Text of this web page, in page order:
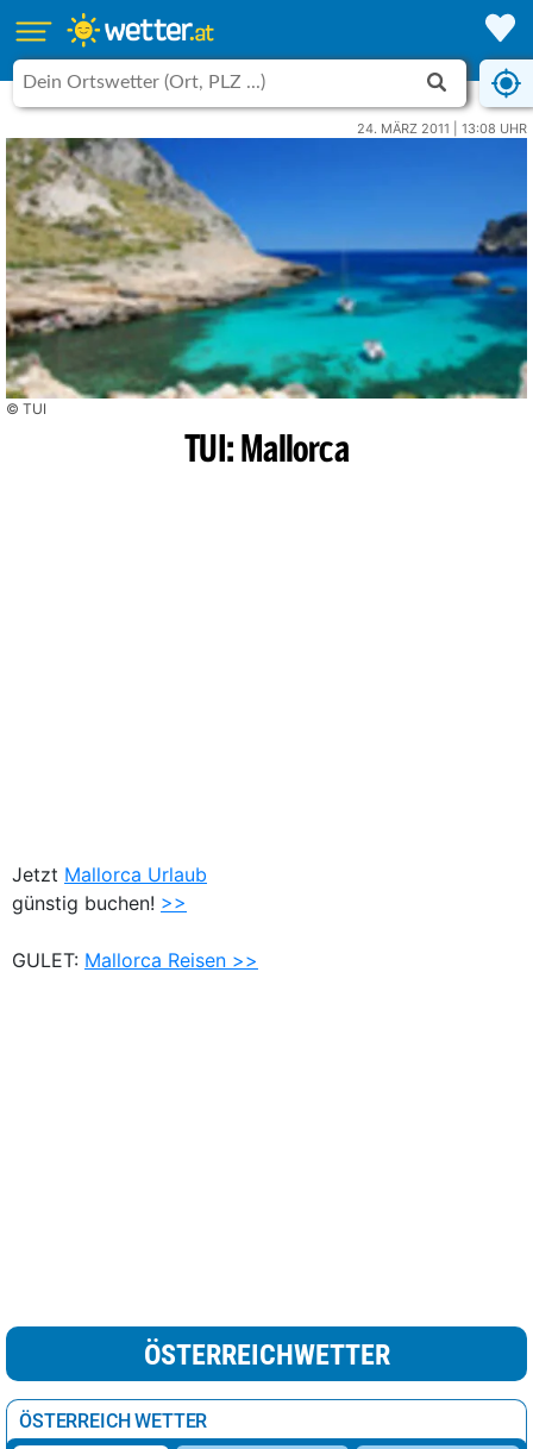
24. MÄRZ 2011 | 13:08 UHR
© TUI
TUI: Mallorca
Jetzt Mallorca Urlaub
günstig buchen! >>
GULET: Mallorca Reisen >>
ÖSTERREICHWETTER
ÖSTERREICH WETTER